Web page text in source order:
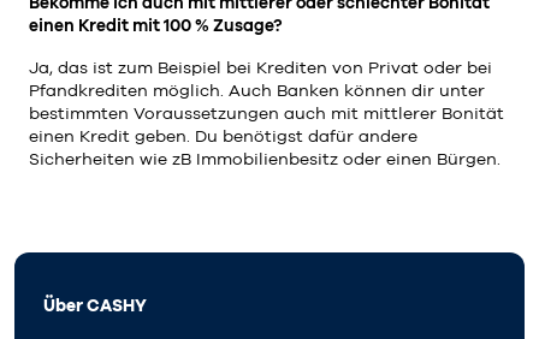
einen Kredit mit 100 % Zusage?
Ja, das ist zum Beispiel bei Krediten von Privat oder bei
Pfandkrediten möglich. Auch Banken können dir unter
bestimmten Voraussetzungen auch mit mittlerer Bonität
einen Kredit geben. Du benötigst dafür andere
Sicherheiten wie zB Immobilienbesitz oder einen Bürgen.
Über CASHY